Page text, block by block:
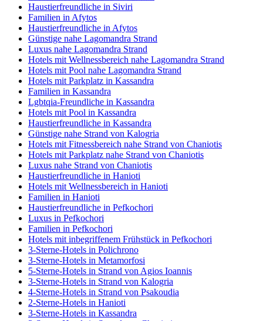
Haustierfreundliche in Siviri
Familien in Afytos
Haustierfreundliche in Afytos
Günstige nahe Lagomandra Strand
Luxus nahe Lagomandra Strand
Hotels mit Wellnessbereich nahe Lagomandra Strand
Hotels mit Pool nahe Lagomandra Strand
Hotels mit Parkplatz in Kassandra
Familien in Kassandra
Lgbtqia-Freundliche in Kassandra
Hotels mit Pool in Kassandra
Haustierfreundliche in Kassandra
Günstige nahe Strand von Kalogria
Hotels mit Fitnessbereich nahe Strand von Chaniotis
Hotels mit Parkplatz nahe Strand von Chaniotis
Luxus nahe Strand von Chaniotis
Haustierfreundliche in Hanioti
Hotels mit Wellnessbereich in Hanioti
Familien in Hanioti
Haustierfreundliche in Pefkochori
Luxus in Pefkochori
Familien in Pefkochori
Hotels mit inbegriffenem Frühstück in Pefkochori
3-Sterne-Hotels in Polichrono
3-Sterne-Hotels in Metamorfosi
5-Sterne-Hotels in Strand von Agios Ioannis
3-Sterne-Hotels in Strand von Kalogria
4-Sterne-Hotels in Strand von Psakoudia
2-Sterne-Hotels in Hanioti
3-Sterne-Hotels in Kassandra